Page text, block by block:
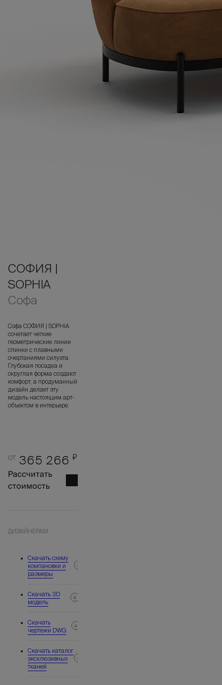
СОФИЯ |
SOPHIA
Софа
Софа СОФИЯ | SOPHIA
сочетает четкие
геометрические линии
спинки с плавными
очертаниями силуэта.
Глубокая посадка и
округлая форма создают
комфорт, а продуманный
дизайн делает эту
модель настоящим арт-
объектом в интерьере.
от 365 266 ₽
Рассчитать
стоимость
ДИЗАЙНЕРАМ
Скачать схему
компановки и
размеры
Скачать 3D
модель
Скачать
чертежи DWG
Скачать каталог
эксклюзивных
тканей